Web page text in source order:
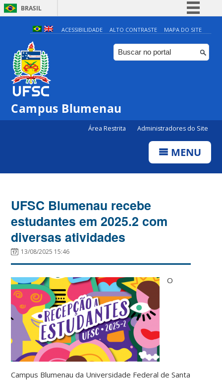
BRASIL
Simplifique!
Comunica BR
Participe
ACESSIBILIDADE ALTO CONTRASTE MAPA DO SITE
Campus Blumenau
Área Restrita Administradores do Site
MENU
UFSC Blumenau recebe
estudantes em 2025.2 com
diversas atividades
13/08/2025 15:46
O
Campus Blumenau da Universidade Federal de Santa